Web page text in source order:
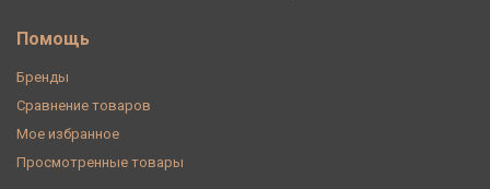
Помощь
Бренды
Сравнение товаров
Мое избранное
Просмотренные товары